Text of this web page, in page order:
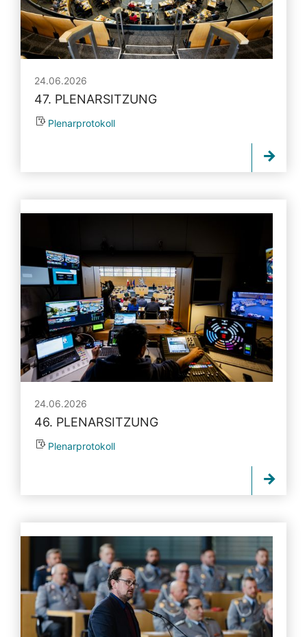
24.06.2026
47. PLENARSITZUNG
Plenarprotokoll
24.06.2026
46. PLENARSITZUNG
Plenarprotokoll